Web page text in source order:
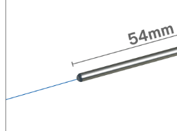
エアコン・換気扇・空調資材
太陽光発電ケーブル・コネクタ・関連資
電源ケーブル／コネクタ／分電盤／ブレ
太陽光発電工事
ホテル・病院向け